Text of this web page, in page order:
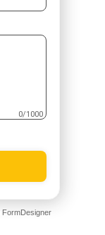
0/1000
FormDesigner